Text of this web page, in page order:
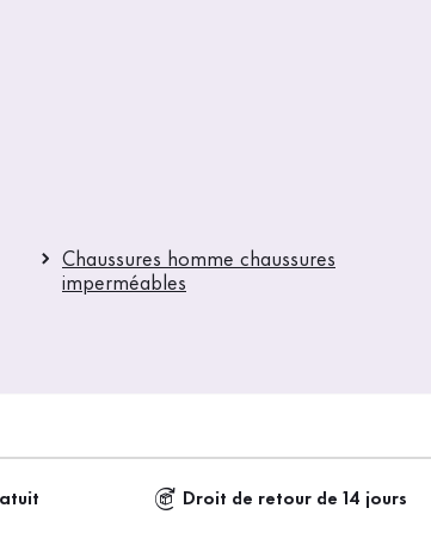
Chaussures homme chaussures
imperméables
Droit de retour de 14 jours